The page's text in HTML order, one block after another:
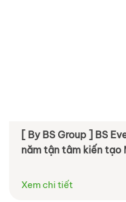
[ By BS Group ] BS
năm tận tâm kiến tạo
Xem chi tiết